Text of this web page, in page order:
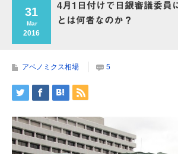
31
Mar
2016
4月1日付けで日銀審議委員
とは何者なのか？
アベノミクス相場 5